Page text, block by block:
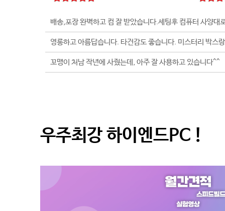
꼬맹이 처남 작년에 사줬는데, 아주 잘 사용하고 있습니다^^
우주최강 하이엔드PC !